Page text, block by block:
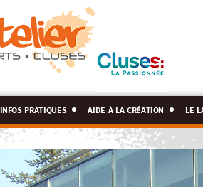
infos pratiques aide à la création le